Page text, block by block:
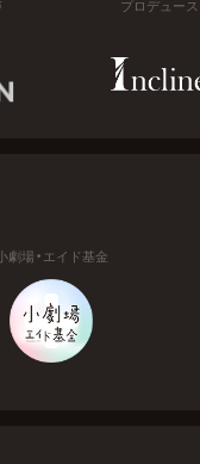
プロデュース
劇場・エイド基金